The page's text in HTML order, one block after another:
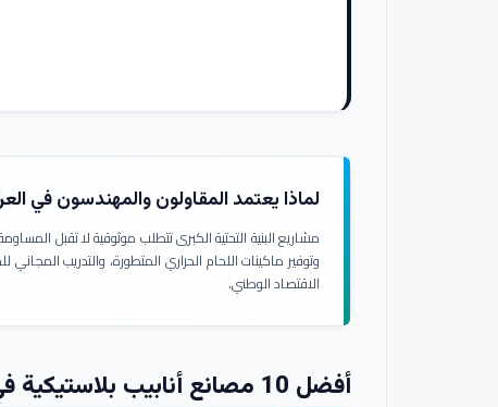
لماذا يعتمد المقاولون والمهندسون في
مشاريع البنية التحتية الكبرى تتطلب موثوقية لا تقبل
وتوفير ماكينات اللحام الحراري المتطورة، والتدريب
الاقتصاد الوطني.
أفضل 10 مصانع أنابيب بلاستيكية في العراق